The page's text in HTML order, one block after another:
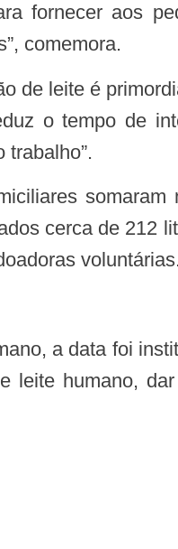
fornecer aos
comemora.
o tempo de
cerca de 212
voluntárias.
leite humano,